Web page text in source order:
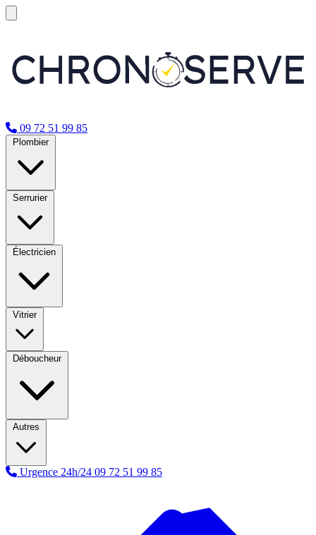
09 72 51 99 85
Plombier
Serrurier
Électricien
Vitrier
Déboucheur
Autres
Urgence 24h/24 09 72 51 99 85